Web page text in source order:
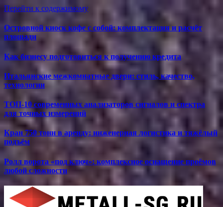
Перейти к содержимому
Островной киоск кофе с собой: комплектация и расчёт
площади
Как бизнесу подготовиться к получению кредита
Итальянские межкомнатные двери: стиль, качество,
технологии
ТОП-10 современных анализаторов сигналов и спектра
для точных измерений
Кран 750 тонн в аренду: инженерная логистика и тяжёлый
подъём
Ролл ворота «под ключ»: комплексное оснащение проёмов
любой сложности